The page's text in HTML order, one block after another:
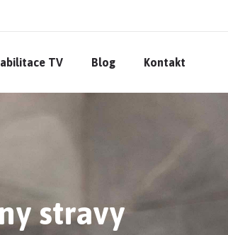
TV Blog Kontakt
stravy